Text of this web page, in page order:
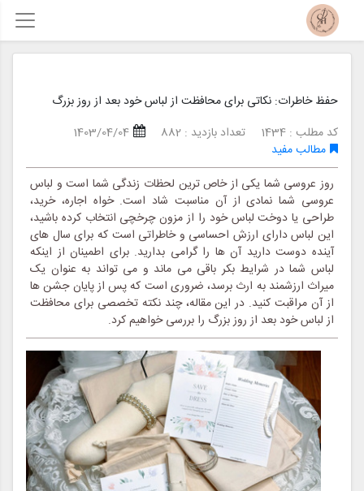
حفظ خاطرات: نکاتی برای محافظت از لباس خود بعد از روز بزرگ
کد مطلب : 1434
تعداد بازدید : 882
1403/04/04
مطالب مفید
روز عروسی شما یکی از خاص ترین لحظات زندگی شما است و لباس
عروسی شما نمادی از آن مناسبت شاد است. خواه اجاره، خرید،
طراحی یا دوخت لباس خود را از مزون چرخچی انتخاب کرده باشید،
این لباس دارای ارزش احساسی و خاطراتی است که برای سال های
آینده دوست دارید آن ها را گرامی بدارید. برای اطمینان از اینکه
لباس شما در شرایط بکر باقی می ماند و می تواند به عنوان یک
میراث ارزشمند به ارث برسد، ضروری است که پس از پایان جشن ها
از آن مراقبت کنید. در این مقاله، چند نکته تخصصی برای محافظت
از لباس خود بعد از روز بزرگ را بررسی خواهیم کرد.